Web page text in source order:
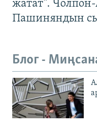
жатат".
Пашиняндын
Блог -